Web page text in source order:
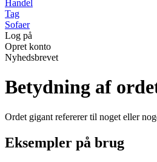
Handel
Tag
Sofaer
Log på
Opret konto
Nyhedsbrevet
Betydning af
Ordet gigant refererer til noget eller
Eksempler på brug